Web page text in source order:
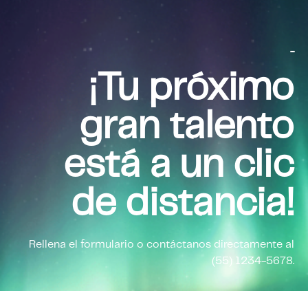
...
¡Tu próximo
gran talento
está a un clic
de distancia!
Rellena el formulario o contáctanos directamente al
(55) 1234-5678.